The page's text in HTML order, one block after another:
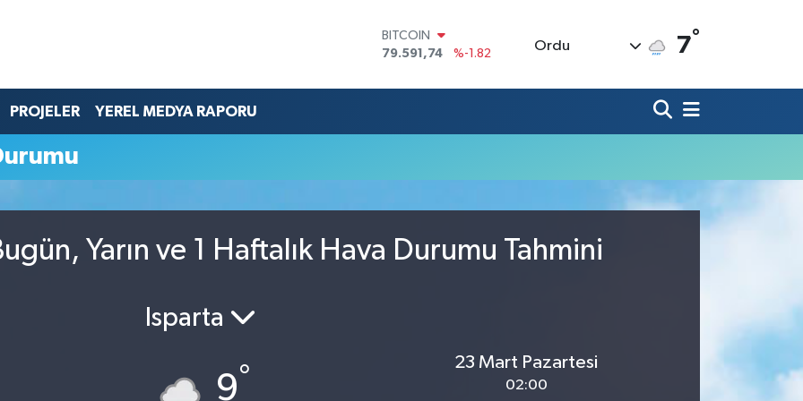
BITCOIN
79.591,74
%-1.82
45,43620
%0.02
BİST100
Ordu 7°
PROJELER YEREL MEDYA RAPORU
Yarın ve 1 Haftalık Hava Durumu Tahmini
Isparta
9°
23 Mart Pazartesi
02:00